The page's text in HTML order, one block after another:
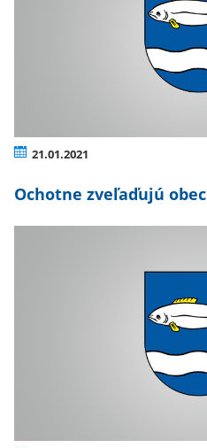
21.01.2021
Ochotne zveľaďujú obec